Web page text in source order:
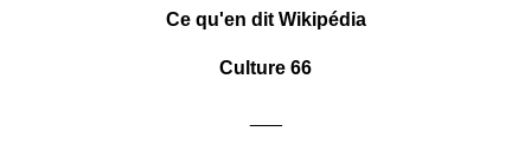
Ce qu'en dit Wikipédia
Culture 66